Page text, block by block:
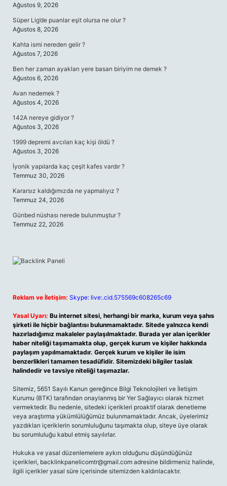
Ağustos 9, 2026
Süper Lig’de puanlar eşit olursa ne olur ?
Ağustos 8, 2026
Kahta ismi nereden gelir ?
Ağustos 7, 2026
Ben her zaman ayakları yere basan biriyim ne demek ?
Ağustos 6, 2026
Avan nedemek ?
Ağustos 4, 2026
142A nereye gidiyor ?
Ağustos 3, 2026
1999 depremi avcıları kaç kişi öldü ?
Ağustos 3, 2026
İyonik yapılarda kaç çeşit kafes vardır ?
Temmuz 30, 2026
Kararsız kaldığımızda ne yapmalıyız ?
Temmuz 24, 2026
Günbed nüshası nerede bulunmuştur ?
Temmuz 22, 2026
Reklam ve İletişim: Skype: live:.cid.575569c608265c69
Yasal Uyarı: Bu internet sitesi, herhangi bir marka, kurum veya şahıs
şirketi ile hiçbir bağlantısı bulunmamaktadır. Sitede yalnızca kendi
hazırladığımız makaleler paylaşılmaktadır. Burada yer alan içerikler
haber niteliği taşımamakta olup, gerçek kurum ve kişiler hakkında
paylaşım yapılmamaktadır. Gerçek kurum ve kişiler ile isim
benzerlikleri tamamen tesadüfidir. Sitemizdeki bilgiler taslak
halindedir ve tavsiye niteliği taşımazlar.
Sitemiz, 5651 Sayılı Kanun gereğince Bilgi Teknolojileri ve İletişim
Kurumu (BTK) tarafından onaylanmış bir Yer Sağlayıcı olarak hizmet
vermektedir. Bu nedenle, sitedeki içerikleri proaktif olarak denetleme
veya araştırma yükümlülüğümüz bulunmamaktadır. Ancak, üyelerimiz
yazdıkları içeriklerin sorumluluğunu taşımakta olup, siteye üye olarak
bu sorumluluğu kabul etmiş sayılırlar.
Hukuka ve yasal düzenlemelere aykırı olduğunu düşündüğünüz
içerikleri, backlinkpanelicomtr@gmail.com adresine bildirmeniz halinde,
ilgili içerikler yasal süre içerisinde sitemizden kaldırılacaktır.